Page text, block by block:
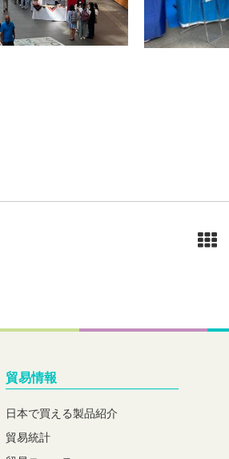
貿易情報
日本で買える製品紹介
貿易統計